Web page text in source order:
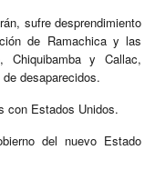
sufre desprendimiento
de Ramachica y las
Chiquibamba y Callac,
desaparecidos.
con Estados Unidos.
del nuevo Estado